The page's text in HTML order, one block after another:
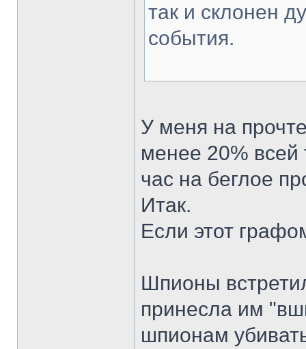
так и склонен
события.
У меня на
менее 20%
час на беглое
Итак.
Если этот
Шпионы
принесла им
шпионам